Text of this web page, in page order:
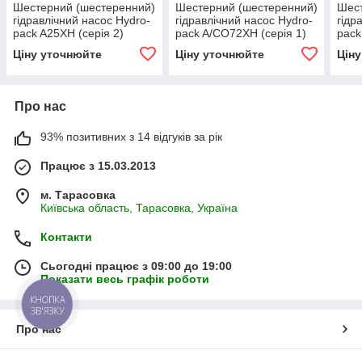
Шестерний (шестеренний)
гідравлічний насос Hydro-
pack A25XH (серія 2)
Ціну уточнюйте
Шестерний (шестеренний)
гідравлічний насос Hydro-
pack A/CO72XH (серія 1)
Ціну уточнюйте
Про нас
93% позитивних з 14 відгуків за рік
Працює з 15.03.2013
м. Тарасовка
Київська область, Тарасовка, Україна
Контакти
Сьогодні працює з 09:00 до 19:00
Показати весь графік роботи
Про нас
КНОПКА
ЗВ'ЯЗКУ